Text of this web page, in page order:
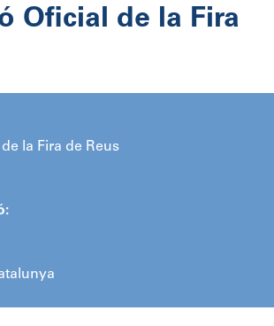
Oficial de la Fira
la Fira de Reus